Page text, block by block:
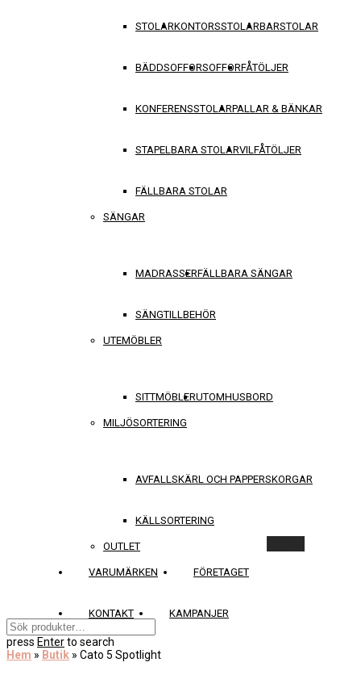
STOLARKONTORSSTOLARBARSTOLAR
BÄDDSOFFORSOFFORFÅTÖLJER
KONFERENSSTOLARPALLAR & BÄNKAR
STAPELBARA STOLARVILFÅTÖLJER
FÄLLBARA STOLAR
SÄNGAR
MADRASSERFÄLLBARA SÄNGAR
SÄNGTILLBEHÖR
UTEMÖBLER
SITTMÖBLERUTOMHUSBORD
MILJÖSORTERING
AVFALLSKÄRL OCH PAPPERSKORGAR
KÄLLSORTERING
OUTLET
VARUMÄRKEN FÖRETAGET
KONTAKT KAMPANJER
press Enterto search
Hem » Butik » Cato 5 Spotlight